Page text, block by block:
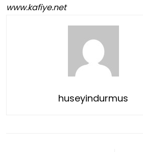
www.kafiye.net
huseyindurmus